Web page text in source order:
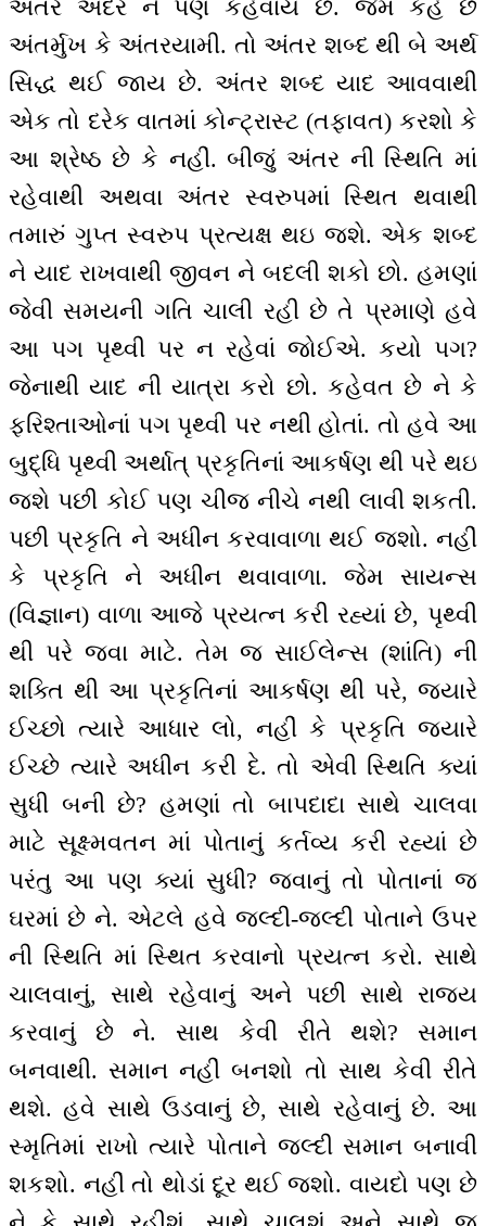
અંતર અંદર ને પણ કહેવાય છે. જેમ કહે છે
અંતર્મુખ કે અંતરયામી. તો અંતર શબ્દ થી બે અર્થ
સિદ્ધ થઈ જાય છે. અંતર શબ્દ યાદ આવવાથી
એક તો દરેક વાતમાં કોન્ટ્રાસ્ટ (તફાવત) કરશો કે
આ શ્રેષ્ઠ છે કે નહીં. બીજું અંતર ની સ્થિતિ માં
રહેવાથી અથવા અંતર સ્વરુપમાં સ્થિત થવાથી
તમારું ગુપ્ત સ્વરુપ પ્રત્યક્ષ થઇ જશે. એક શબ્દ
ને યાદ રાખવાથી જીવન ને બદલી શકો છો. હમણાં
જેવી સમયની ગતિ ચાલી રહી છે તે પ્રમાણે હવે
આ પગ પૃથ્વી પર ન રહેવાં જોઈએ. કયો પગ?
જેનાથી યાદ ની યાત્રા કરો છો. કહેવત છે ને કે
ફરિશ્તાઓનાં પગ પૃથ્વી પર નથી હોતાં. તો હવે આ
બુદ્ધિ પૃથ્વી અર્થાત્ પ્રકૃતિનાં આકર્ષણ થી પરે થઇ
જશે પછી કોઈ પણ ચીજ નીચે નથી લાવી શકતી.
પછી પ્રકૃતિ ને અધીન કરવાવાળા થઈ જશો. નહીં
કે પ્રકૃતિ ને અધીન થવાવાળા. જેમ સાયન્સ
(વિજ્ઞાન) વાળા આજે પ્રયત્ન કરી રહ્યાં છે, પૃથ્વી
થી પરે જવા માટે. તેમ જ સાઈલેન્સ (શાંતિ) ની
શક્તિ થી આ પ્રકૃતિનાં આકર્ષણ થી પરે, જ્યારે
ઈચ્છો ત્યારે આધાર લો, નહીં કે પ્રકૃતિ જ્યારે
ઈચ્છે ત્યારે અધીન કરી દે. તો એવી સ્થિતિ ક્યાં
સુધી બની છે? હમણાં તો બાપદાદા સાથે ચાલવા
માટે સૂક્ષ્મવતન માં પોતાનું કર્તવ્ય કરી રહ્યાં છે
પરંતુ આ પણ ક્યાં સુધી? જવાનું તો પોતાનાં જ
ઘરમાં છે ને. એટલે હવે જલ્દી-જલ્દી પોતાને ઉપર
ની સ્થિતિ માં સ્થિત કરવાનો પ્રયત્ન કરો. સાથે
ચાલવાનું, સાથે રહેવાનું અને પછી સાથે રાજ્ય
કરવાનું છે ને. સાથ કેવી રીતે થશે? સમાન
બનવાથી. સમાન નહીં બનશો તો સાથ કેવી રીતે
થશે. હવે સાથે ઉડવાનું છે, સાથે રહેવાનું છે. આ
સ્મૃતિમાં રાખો ત્યારે પોતાને જલ્દી સમાન બનાવી
શકશો. નહીં તો થોડાં દૂર થઈ જશો. વાયદો પણ છે